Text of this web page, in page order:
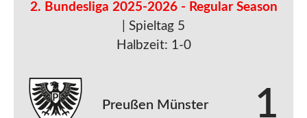
2. Bundesliga 2025-2026 - Regular Season
| Spieltag 5
Halbzeit: 1-0
Preußen Münster 1